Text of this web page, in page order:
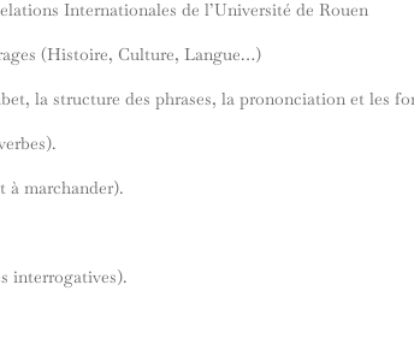
Internationales de l’Université de Rouen
(Histoire, Culture, Langue…)
la structure des phrases, la prononciation et les
à marchander).
interrogatives).